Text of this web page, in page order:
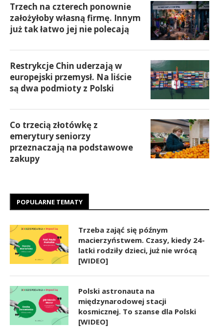
Trzech na czterech ponownie
założyłoby własną firmę. Innym
już tak łatwo jej nie polecają
Restrykcje Chin uderzają w
europejski przemysł. Na liście
są dwa podmioty z Polski
Co trzecią złotówkę z
emerytury seniorzy
przeznaczają na podstawowe
zakupy
POPULARNE TEMATY
Trzeba zająć się późnym
macierzyństwem. Czasy, kiedy 24-
latki rodziły dzieci, już nie wrócą
[WIDEO]
Polski astronauta na
międzynarodowej stacji
kosmicznej. To szanse dla Polski
[WIDEO]